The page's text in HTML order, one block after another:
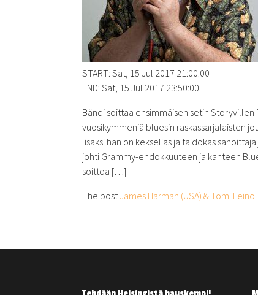
START: Sat, 15 Jul 2017 21:00:00
END: Sat, 15 Jul 2017 23:50:00
Bändi soittaa ensimmäisen setin Storyvillen
vuosikymmeniä bluesin raskassarjalaisten
lisäksi hän on kekseliäs ja taidokas
johti Grammy-ehdokkuuteen ja kahteen
soittoa […]
The postJames Harman (USA) & Tomi Leino